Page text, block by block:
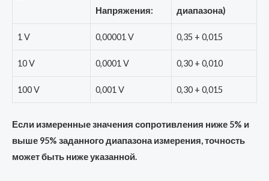
Напряжения:
диапазона)
1 V 0,00001 V 0,35 + 0,015
10 V 0,0001 V 0,30 + 0,010
100 V 0,001 V 0,30 + 0,015
Если измеренные значения сопротивления ниже 5% и
выше 95% заданного диапазона измерения, точность
может быть ниже указанной.